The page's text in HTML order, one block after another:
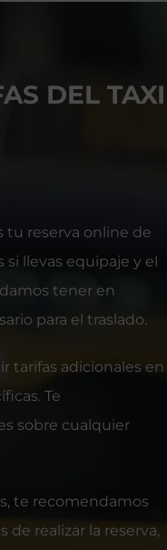
DEL TAXI
tu reserva online de
llevas equipaje y el
tener en
para el traslado.
tarifas adicionales en
Te
sobre cualquier
te recomendamos
realizar la reserva,